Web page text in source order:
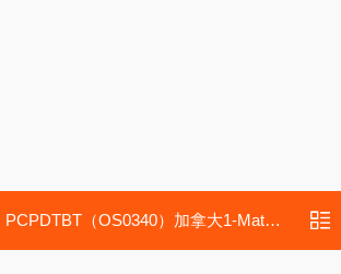
PCPDTBT（OS0340）加拿大1-Material公司产品PCPDTBT（OS0340）